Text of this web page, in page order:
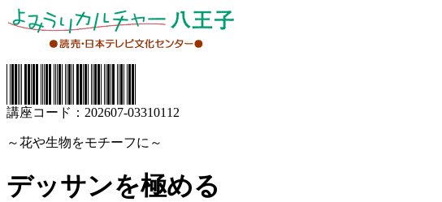
講座コード：202607-03310112
～花や生物をモチーフに～
デッサンを極める